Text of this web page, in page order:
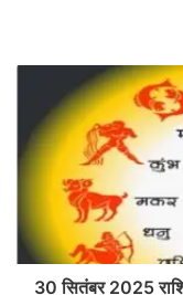
30 सितंबर 2025